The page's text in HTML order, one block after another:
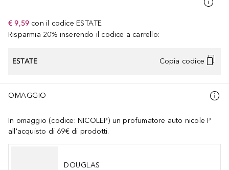
€ 9,59 con il codice ESTATE
Risparmia 20% inserendo il codice a carrello:
ESTATE Copia codice
OMAGGIO
In omaggio (codice: NICOLEP) un profumatore auto nicole P
all'acquisto di 69€ di prodotti.
DOUGLAS